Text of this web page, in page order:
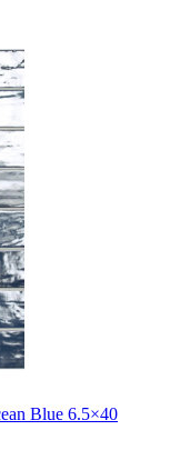
Blue 6.5×40